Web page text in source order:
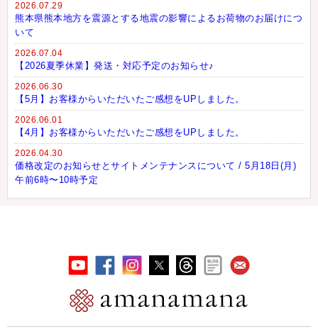
2026.07.29
熊本県熊本地方を震源とする地震の影響によるお荷物のお届けにつ
いて
2026.07.04
【2026夏季休業】発送・対応予定のお知らせ♪
2026.06.30
【5月】お客様からいただいたご感想をUPしました。
2026.06.01
【4月】お客様からいただいたご感想をUPしました。
2026.04.30
価格改定のお知らせとサイトメンテナンスについて / 5月18日(月)
午前6時〜10時予定